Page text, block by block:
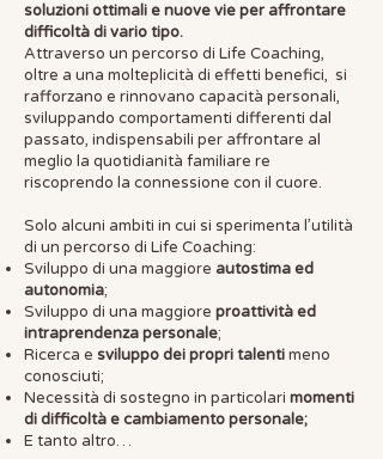
soluzioni ottimali e nuove vie per affrontare
difficoltà di vario tipo.
Attraverso un percorso di Life Coaching,
oltre a una molteplicità di effetti benefici, si
rafforzano e rinnovano capacità personali,
sviluppando comportamenti differenti dal
passato, indispensabili per affrontare al
meglio la quotidianità familiare re
riscoprendo la connessione con il cuore.
Solo alcuni ambiti in cui si sperimenta l’utilità
di un percorso di Life Coaching:
Sviluppo di una maggiore autostima ed
autonomia;
Sviluppo di una maggiore proattività ed
intraprendenza personale;
Ricerca e sviluppo dei propri talentimeno
conosciuti;
Necessità di sostegno in particolari momenti
di difficoltà e cambiamento personale;
E tanto altro…​